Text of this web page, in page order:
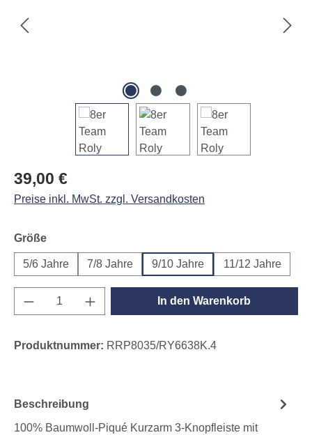
Regulärer Preis:
39,00 €
Preise inkl. MwSt. zzgl. Versandkosten
Größeauswählen
5/6 Jahre 7/8 Jahre 9/10 Jahre 11/12 Jahre
Produkt Anzahl: Gib den gewünschten
In den Warenkorb
Produktnummer: RRP8035/RY6638K.4
Beschreibung
100% Baumwoll-Piqué Kurzarm 3-Knopfleiste mit